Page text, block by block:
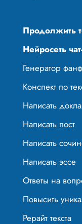
Продолжить
Нейросеть
Генератор
Конспект по
Написать
Написать пост
Написать
Написать эссе
Ответы на
Повысить
Рерайт текста